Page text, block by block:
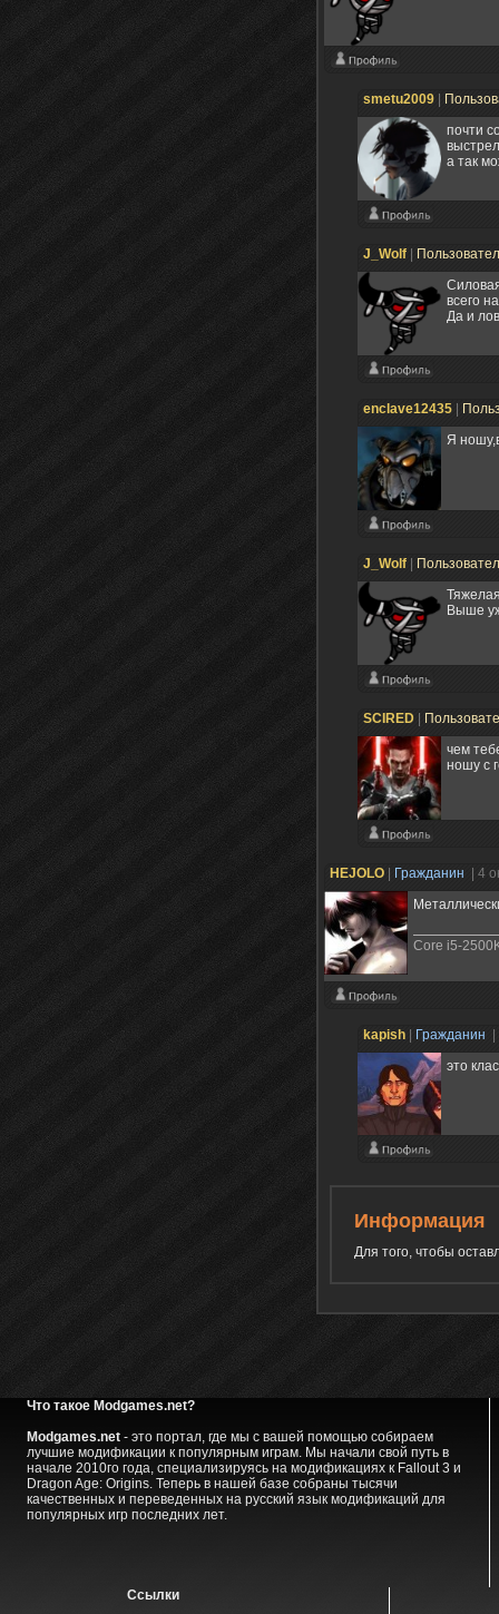
smetu2009
почти
а так
J_Wolf
всего
Да и
enclave12435
Я
J_Wolf
Выше
SCIRED
чем
ношу с
HEJOLO Гражданин
| 4
Core i5-
kapish Гражданин
это
Информация
Для того, чтобы
Что такое Modgames.net?
Modgames.net- это портал, где мы с вашей помощью собираем
лучшие модификации к популярным играм. Мы начали свой путь в
начале 2010го года, специализируясь на модификациях к Fallout 3 и
Dragon Age: Origins. Теперь в нашей базе собраны тысячи
качественных и переведенных на русский язык модификаций для
популярных игр последних лет.
Ссылки